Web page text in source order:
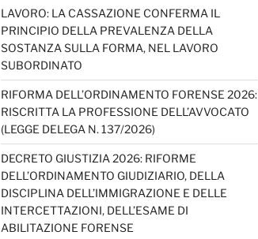
LAVORO: LA CASSAZIONE CONFERMA IL
PRINCIPIO DELLA PREVALENZA DELLA
SOSTANZA SULLA FORMA, NEL LAVORO
SUBORDINATO
RIFORMA DELL’ORDINAMENTO FORENSE 2026:
RISCRITTA LA PROFESSIONE DELL’AVVOCATO
(LEGGE DELEGA N. 137/2026)
DECRETO GIUSTIZIA 2026: RIFORME
DELL’ORDINAMENTO GIUDIZIARIO, DELLA
DISCIPLINA DELL’IMMIGRAZIONE E DELLE
INTERCETTAZIONI, DELL’ESAME DI
ABILITAZIONE FORENSE